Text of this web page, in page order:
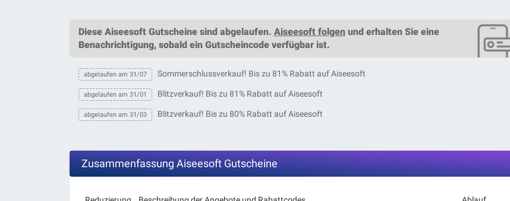
Diese Aiseesoft Gutscheine sind abgelaufen. Aiseesoft folgen und erhalten Sie eine
Benachrichtigung, sobald ein Gutscheincode verfügbar ist.
abgelaufen am 31/07 Sommerschlussverkauf! Bis zu 81% Rabatt auf Aiseesoft
abgelaufen am 31/01 Blitzverkauf! Bis zu 81% Rabatt auf Aiseesoft
abgelaufen am 31/03 Blitzverkauf! Bis zu 80% Rabatt auf Aiseesoft
Zusammenfassung Aiseesoft Gutscheine